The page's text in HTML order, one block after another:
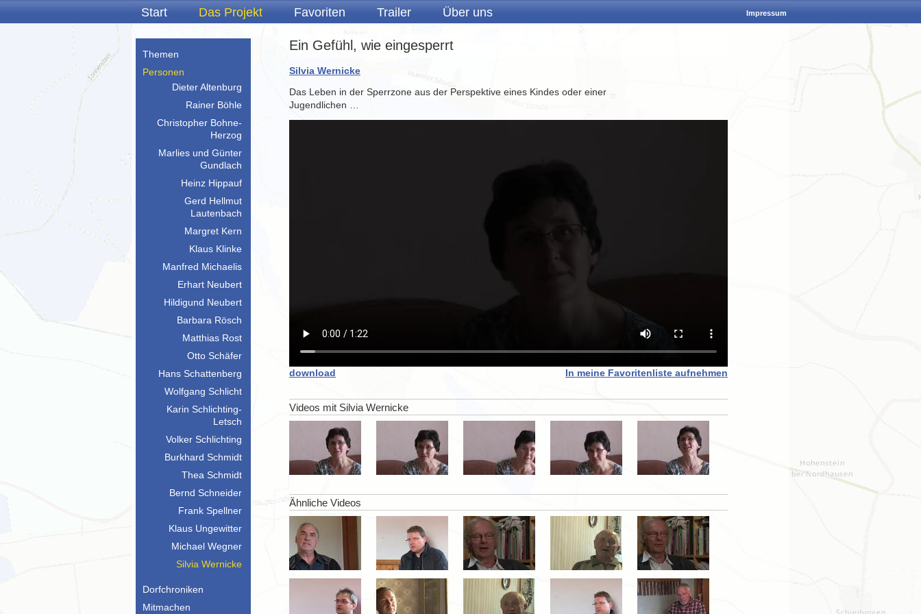
Ein Gefühl, wie eingesperrt
Silvia Wernicke
Das Leben in der Sperrzone aus der Perspektive eines Kindes oder einer
Jugendlichen …
In meine Favoritenliste aufnehmen
download
Videos mit Silvia Wernicke
Ähnliche Videos
Start Das Projekt
Themen
Personen
Dieter Altenburg
Rainer Böhle
Christopher Bohne-
Herzog
Marlies und Günter
Gundlach
Heinz Hippauf
Gerd Hellmut
Lautenbach
Margret Kern
Klaus Klinke
Manfred Michaelis
Erhart Neubert
Hildigund Neubert
Barbara Rösch
Matthias Rost
Otto Schäfer
Hans Schattenberg
Wolfgang Schlicht
Karin Schlichting-
Letsch
Volker Schlichting
Burkhard Schmidt
Thea Schmidt
Bernd Schneider
Frank Spellner
Klaus Ungewitter
Michael Wegner
Silvia Wernicke
Dorfchroniken
Mitmachen
Favoriten Trailer Über uns Impressum